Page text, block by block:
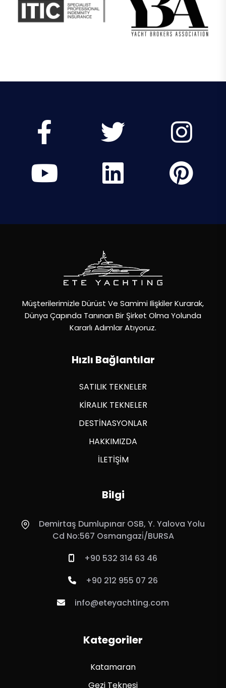
Müşterilerimizle Dürüst Ve Samimi Ilişkiler Kurarak,
Dünya Çapında Tanınan Bir Şirket Olma Yolunda
Kararlı Adımlar Atıyoruz.
Hızlı Bağlantılar
SATILIK TEKNELER
KİRALIK TEKNELER
DESTİNASYONLAR
HAKKIMIZDA
İLETİŞİM
Bilgi
Demirtaş Dumlupınar OSB, Y. Yalova Yolu
Cd No:567 Osmangazi̇/BURSA
+90 532 314 63 46
+90 212 955 07 26
info@eteyachting.com
Kategoriler
Katamaran
Gezi Teknesi